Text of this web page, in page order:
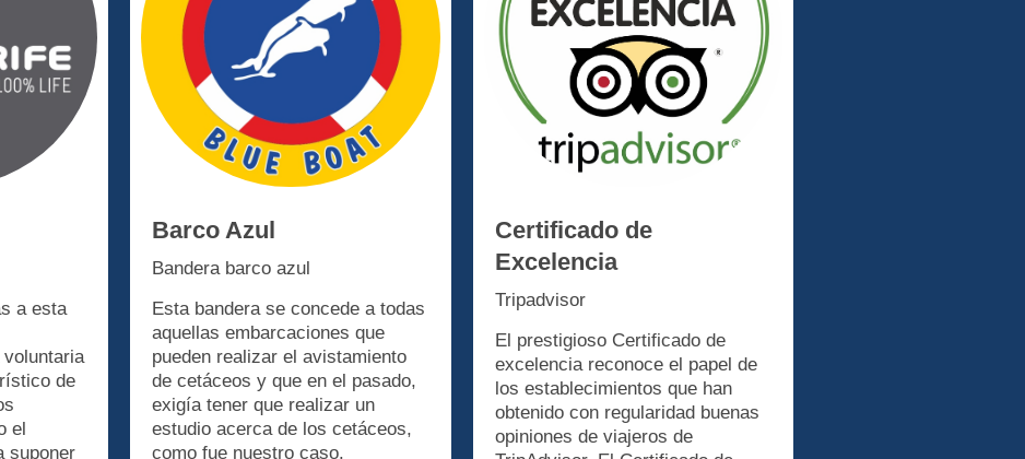
a esta
de
el
suponer
Barco Azul
Bandera barco azul
Esta bandera se concede a todas
aquellas embarcaciones que
pueden realizar el avistamiento
de cetáceos y que en el pasado,
exigía tener que realizar un
estudio acerca de los cetáceos,
como fue nuestro caso.
Certificado de
Excelencia
Tripadvisor
El prestigioso Certificado de
excelencia reconoce el papel de
los establecimientos que han
obtenido con regularidad buenas
opiniones de viajeros de